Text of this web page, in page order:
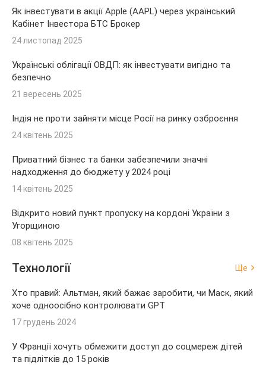
Як інвестувати в акції Apple (AAPL) через український
Кабінет Інвестора БТС Брокер
24 листопад 2025
Українські облігації ОВДП: як інвестувати вигідно та
безпечно
21 вересень 2025
Індія не проти зайняти місце Росії на ринку озброєння
24 квітень 2025
Приватний бізнес та банки забезпечили значні
надходження до бюджету у 2024 році
14 квітень 2025
Відкрито новий пункт пропуску на кордоні України з
Угорщиною
08 квітень 2025
Технології Ще
Хто правий: Альтман, який бажає заробити, чи Маск, який
хоче одноосібно контролювати GPT
17 грудень 2024
У Франції хочуть обмежити доступ до соцмереж дітей
та підлітків до 15 років